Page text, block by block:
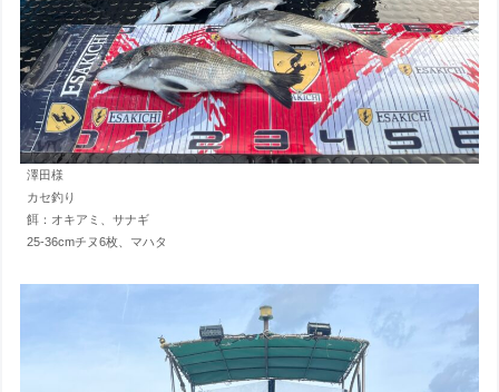
澤田様
カセ釣り
餌：オキアミ、サナギ
25-36cmチヌ6枚、マハタ